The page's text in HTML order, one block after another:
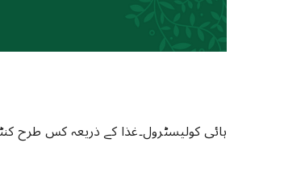
ہائی کولیسٹرول۔غذا کے ذریعہ کس طرح